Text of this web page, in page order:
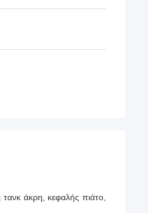
τανκ άκρη, κεφαλής πιάτο,